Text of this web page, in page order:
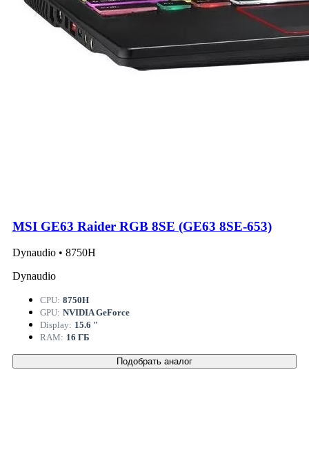
MSI GE63 Raider RGB 8SE (GE63 8SE-653)
Dynaudio • 8750H
Dynaudio
CPU: 8750H
GPU: NVIDIA GeForce
Display: 15.6 "
RAM: 16 ГБ
Подобрать аналог